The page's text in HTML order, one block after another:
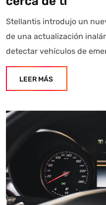
Stellantis introdujo un
de una actualización
detectar vehículos de
LEER MÁS